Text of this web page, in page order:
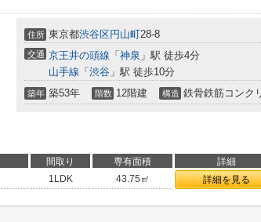
住所 東京都渋谷区円山町28-8
交通 京王井の頭線 「 神泉 」駅 徒歩4分
山手線 「 渋谷 」駅 徒歩10分
築年 築53年 階数 12階建 構造 鉄骨鉄筋コンク
間取り 専有面積 詳細
1LDK 43.75㎡ 詳細を見る